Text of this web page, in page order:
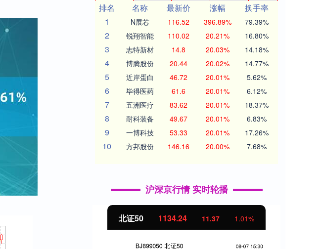
排名
名称 最新价 涨幅
换手率
1
N展芯 116.52 396.89% 79.39%
2 锐翔智能 110.02 20.21% 16.80%
3 志特新材 14.8 20.03% 14.18%
4 博腾股份 20.44 20.02% 14.77%
5 近岸蛋白 46.72 20.01% 5.62%
6 毕得医药 61.6 20.01% 6.12%
7 五洲医疗 83.62 20.01% 18.37%
8 耐科装备 49.67 20.01% 6.83%
9 一博科技 53.33 20.01% 17.26%
10 方邦股份 146.16 20.00% 7.68%
沪深京行情 实时轮播
北证50 1134.24 11.37 1.01%